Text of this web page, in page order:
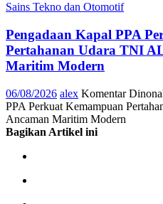
Sains Tekno dan Otomotif
Pengadaan Kapal PPA
Pertahanan Udara TNI
Maritim Modern
06/08/2026 alex Komentar
PPA Perkuat Kemampuan
Ancaman Maritim Modern
Bagikan Artikel ini